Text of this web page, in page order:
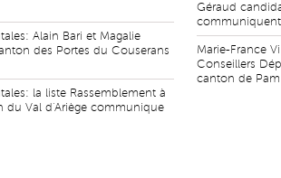
Alain Bari et Magalie
des Portes du Couserans
la liste Rassemblement à
du Val d'Ariège communique
Géraud
communiquent
Marie-France
Conseillers
canton de